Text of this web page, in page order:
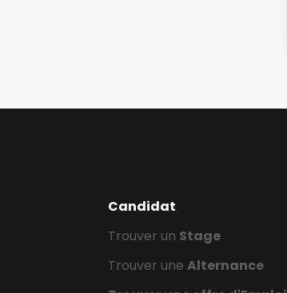
Candidat
Trouver un Stage
Trouver une Alternance